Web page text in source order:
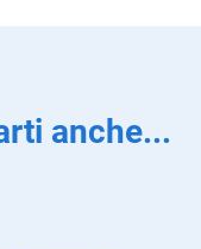
anche...